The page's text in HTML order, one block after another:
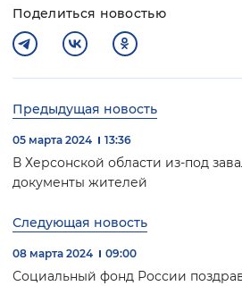
Поделиться новостью
Предыдущая новость
05 марта 2024 13:36
В Херсонской области из-под
документы жителей
Следующая новость
08 марта 2024 09:00
Социальный фонд России